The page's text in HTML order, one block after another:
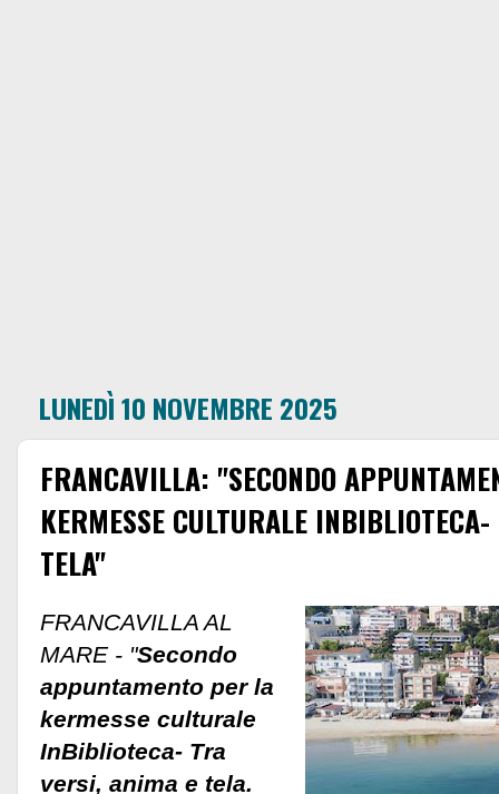
LUNEDÌ 10 NOVEMBRE 2025
FRANCAVILLA: "SECONDO
KERMESSE CULTURALE
TELA"
FRANCAVILLA AL
MARE - "Secondo
appuntamento per la
kermesse culturale
InBiblioteca- Tra
versi, anima e tela.